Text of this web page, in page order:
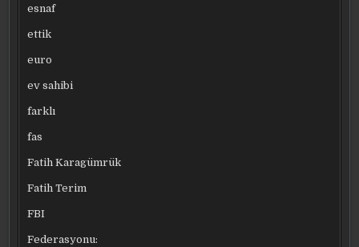
esnaf
ettik
euro
ev sahibi
farklı
fas
Fatih Karagümrük
Fatih Terim
FBI
Federasyonu: